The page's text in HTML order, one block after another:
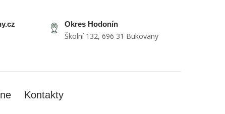
Okres Hodonín
Školní 132, 696 31 Bukovany
Kontakty